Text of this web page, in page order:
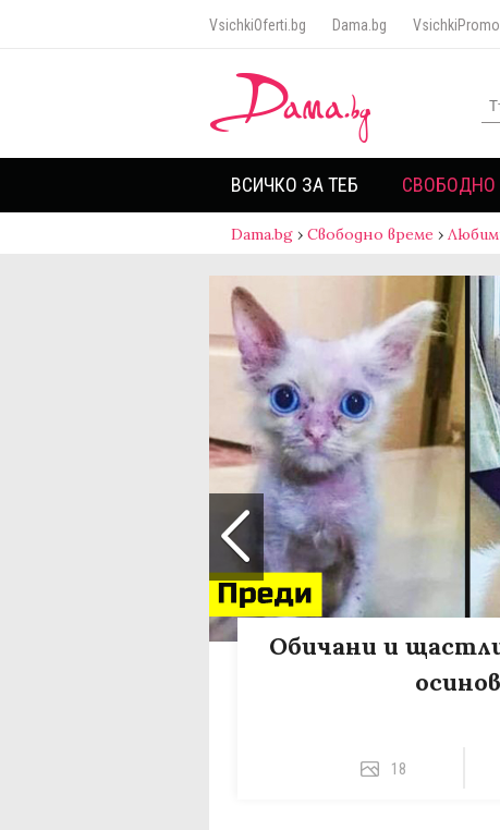
VsichkiOferti.bg Dama.bg
ВСИЧКО ЗА ТЕБ СВОБОДНО
Dama.bg › Свободно време ›
Обичани и
18